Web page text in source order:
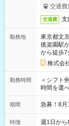
交通費
交通費 支
勤務地
東京都文
後楽園駅
から徒歩7
株式会
勤務時間
＜シフト例＞
時間を選
期間 急募！8月
特徴 週1日から